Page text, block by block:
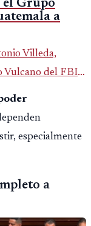
Grupo
a
Villeda,
Vulcano del FBI
un intento
Ministerio
especialmente
a